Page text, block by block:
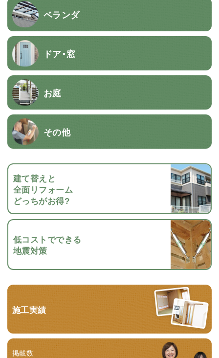
ベランダ
ドア・窓
お庭
その他
建て替えと
全面リフォーム
どっちがお得?
低コストでできる
地震対策
施工実績
掲載数